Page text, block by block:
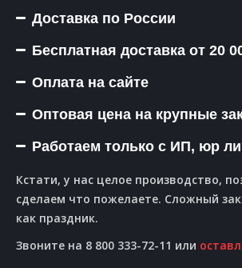
Доставка по России
Бесплатная доставка от 20
Оплата на сайте
Оптовая цена на крупные
Работаем только с ИП, юр
Кстати, у нас целое производство,
сделаем что пожелаете. Сложный
как праздник.
Звоните на 8 800 333-72-11 или